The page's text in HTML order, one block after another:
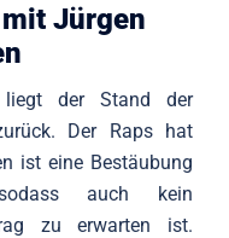
Jürgen
der Stand der
Der Raps hat
ist eine Bestäubung
sodass auch kein
zu erwarten ist.